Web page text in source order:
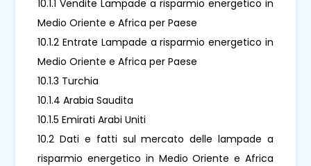
10.1.1 Vendite Lampade a risparmio energetico in
Medio Oriente e Africa per Paese
10.1.2 Entrate Lampade a risparmio energetico in
Medio Oriente e Africa per Paese
10.1.3 Turchia
10.1.4 Arabia Saudita
10.1.5 Emirati Arabi Uniti
10.2 Dati e fatti sul mercato delle lampade a
risparmio energetico in Medio Oriente e Africa